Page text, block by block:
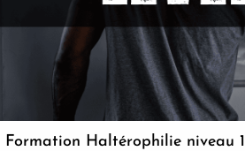
Formation Haltérophilie niveau 1